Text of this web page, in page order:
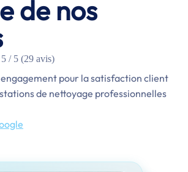
de nos
5 / 5 (29 avis)
pour la satisfaction client
de nettoyage professionnelles